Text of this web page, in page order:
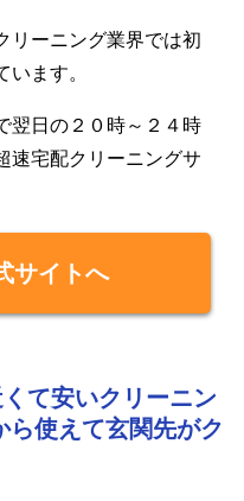
リーニング業界では初
います。
翌日の２０時～２４時
速宅配クリーニングサ
サイトへ
て安いクリーニン
ら使えて玄関先がク